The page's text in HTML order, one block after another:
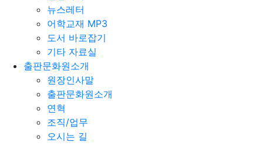
뉴스레터
어학교재 MP3
도서 바로잡기
기타 자료실
출판문화원소개
원장인사말
출판문화원소개
연혁
조직/업무
오시는 길